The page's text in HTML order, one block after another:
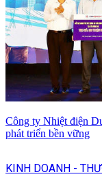
Công ty Nhiệt điện
phát triển bền vững
KINH DOANH -